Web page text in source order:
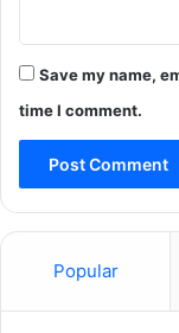
Save my name,
time I comment.
Popular